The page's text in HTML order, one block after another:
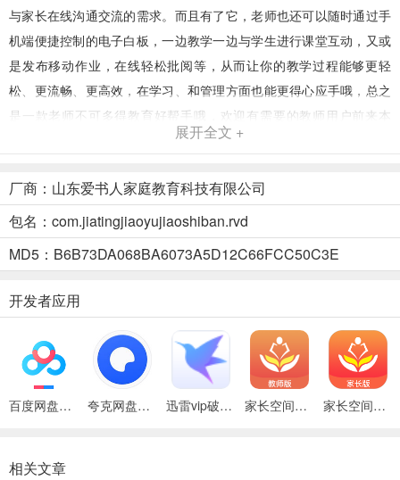
与家长在线沟通交流的需求。而且有了它，老师也还可以随时通过手
机端便捷控制的电子白板，一边教学一边与学生进行课堂互动，又或
是发布移动作业，在线轻松批阅等，从而让你的教学过程能够更轻
松、更流畅、更高效，在学习、和管理方面也能更得心应手哦，总之
是一款老师不可多得教育好帮手哦，欢迎有需要的教师用户前来本
1、搭建在线家长学校
展开全文 +
厂商：山东爱书人家庭教育科技有限公司
包名：com.jiatingjiaoyujiaoshiban.rvd
MD5：B6B73DA068BA6073A5D12C66FCC50C3E
开发者应用
百度网盘绿色免安装Pc电脑版 夸克网盘官方正式版 迅雷vip破解版永久会员2024版 家长空间教师版 家长空间家长版软件最新版
相关文章